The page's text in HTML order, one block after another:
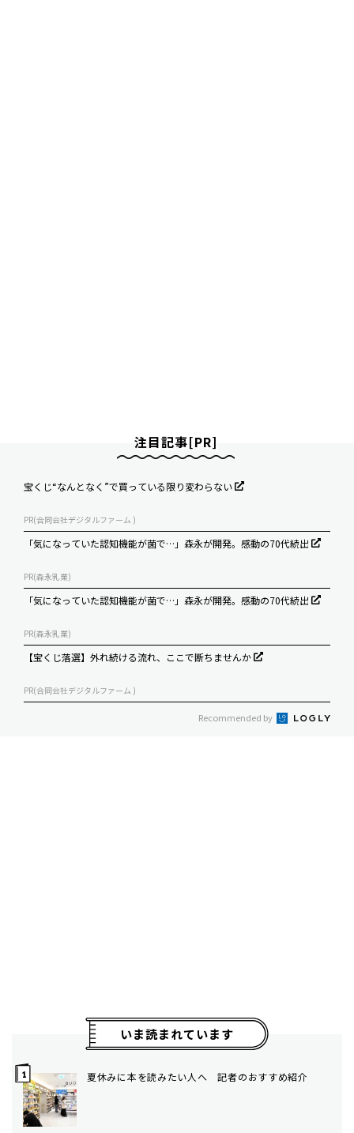
注目記事[PR]
宝くじ“なんとなく”で買っている限り変わらない
PR(合同会社デジタルファーム )
「気になっていた認知機能が菌で…」森永が開発。感動の70代続出
PR(森永乳業)
「気になっていた認知機能が菌で…」森永が開発。感動の70代続出
PR(森永乳業)
【宝くじ落選】外れ続ける流れ、ここで断ちませんか
PR(合同会社デジタルファーム )
Recommended by
いま読まれています
夏休みに本を読みたい人へ 記者のおすすめ紹介